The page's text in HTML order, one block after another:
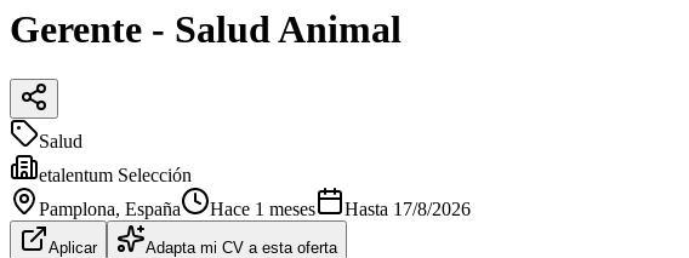
Gerente - Salud Animal
Salud
etalentum Selección
Pamplona, España Hace 1 meses Hasta 17/8/2026
Aplicar Adapta mi CV a esta oferta